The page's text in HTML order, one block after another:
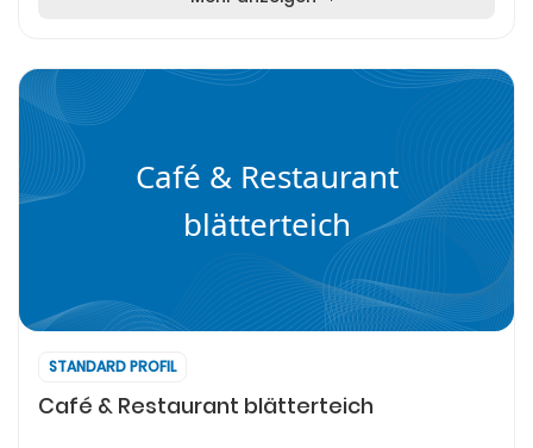
Café & Restaurant
blätterteich
STANDARD PROFIL
Café & Restaurant blätterteich